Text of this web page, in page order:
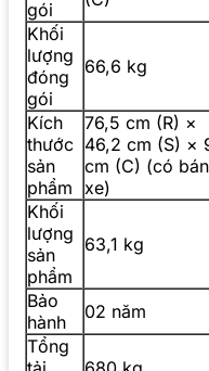
gói
Khối
lượng
đóng
gói
66,6 kg
Kích
thước
sản
phẩm
76,5 cm (R) ×
46,2 cm (S) ×
cm (C) (có
xe)
Khối
lượng
sản
phẩm
63,1 kg
Bảo
hành
02 năm
Tổng